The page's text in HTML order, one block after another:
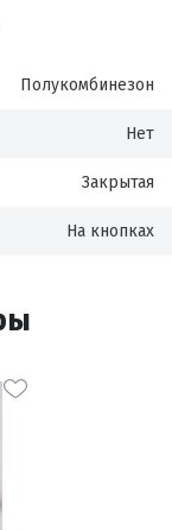
Полукомбинезон
Нет
Закрытая
На кнопках